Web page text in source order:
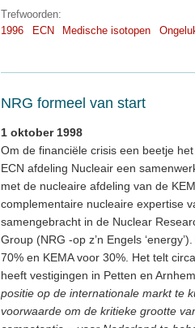
Trefwoorden:
1996
ECN Medische isotopen
NRG formeel van start
1 oktober 1998
Om de financiële crisis een beetje
ECN afdeling Nucleair een
met de nucleaire afdeling van de
complementaire nucleaire expertise
samengebracht in de Nuclear
Group (NRG -op z’n Engels
70% en KEMA voor 30%. Het telt
heeft vestigingen in Petten en
positie op de internationale markt te
voorwaarde om de kritieke grootte